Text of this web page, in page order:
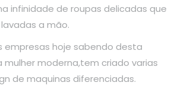
infinidade de roupas delicadas que
a mão.
empresas hoje sabendo desta
mulher moderna,tem criado varias
de maquinas diferenciadas.